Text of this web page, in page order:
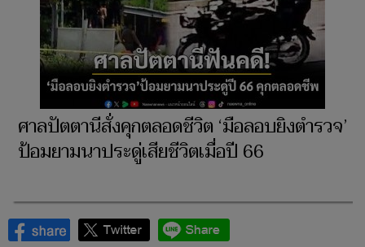
ศาลปัตตานีสั่งคุกตลอดชีวิต ‘มือลอบยิงตำรวจ’
ป้อมยามนาประดู่เสียชีวิตเมื่อปี 66